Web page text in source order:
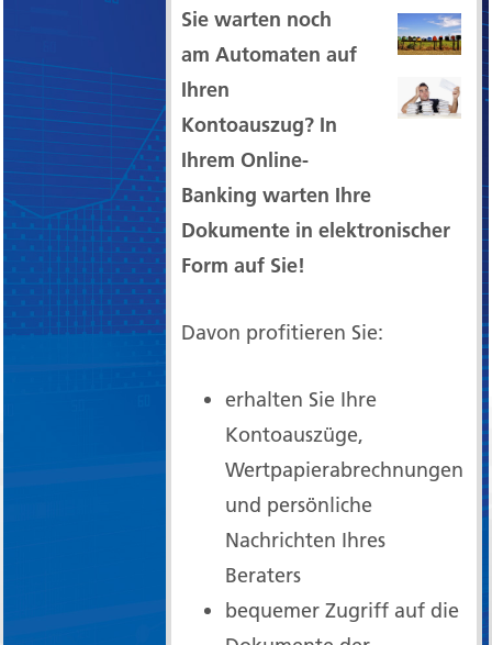
Sie warten noch
am Automaten auf
Ihren
Kontoauszug? In
Ihrem Online-
Banking warten Ihre
Dokumente in elektronischer
Form auf Sie!
Davon profitieren Sie:
erhalten Sie Ihre
Kontoauszüge,
Wertpapierabrechnungen
und persönliche
Nachrichten Ihres
Beraters
bequemer Zugriff auf die